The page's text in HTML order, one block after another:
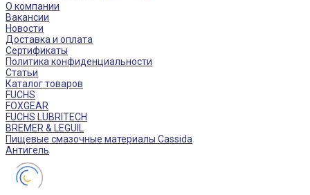
О компании
Вакансии
Новости
Доставка и оплата
Сертификаты
Политика конфиденциальности
Статьи
Каталог товаров
FUCHS
FOXGEAR
FUCHS LUBRITECH
BREMER & LEGUIL
Пищевые смазочные материалы Cassida
Антигель